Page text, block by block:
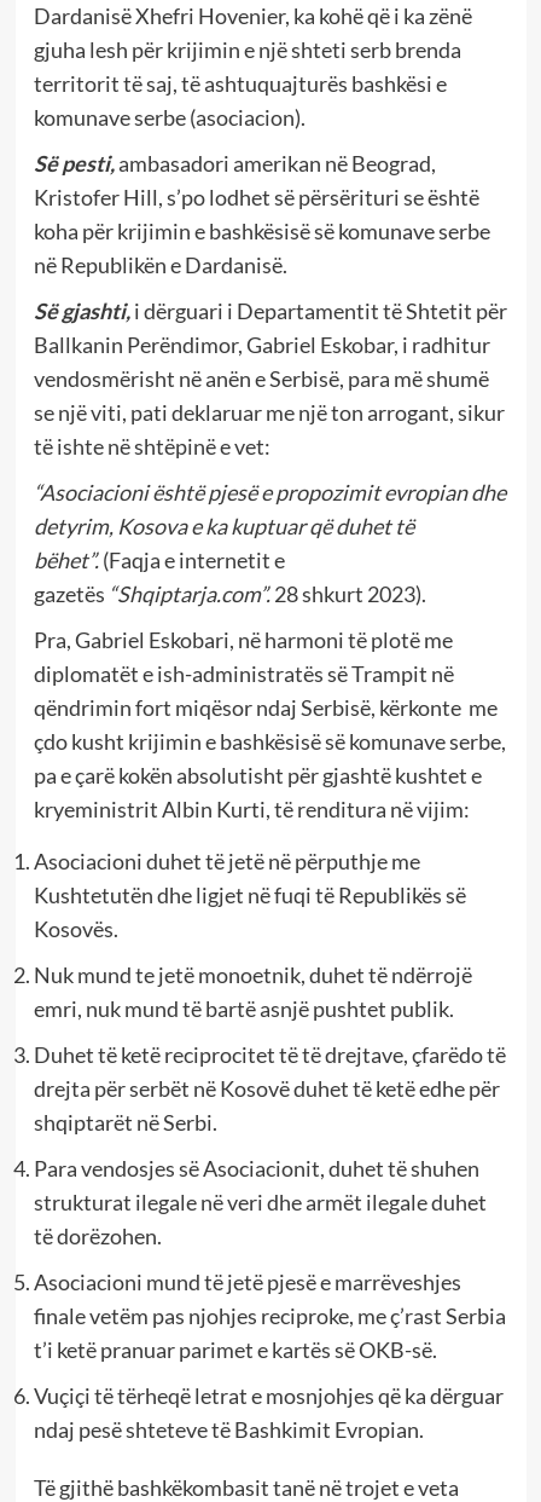
Dardanisë Xhefri Hovenier, ka kohë që i ka zënë
gjuha lesh për krijimin e një shteti serb brenda
territorit të saj, të ashtuquajturës bashkësi e
komunave serbe (asociacion).
Së pesti,ambasadori amerikan në Beograd,
Kristofer Hill, s’po lodhet së përsërituri se është
koha për krijimin e bashkësisë së komunave serbe
në Republikën e Dardanisë.
Së gjashti,i dërguari i Departamentit të Shtetit për
Ballkanin Perëndimor, Gabriel Eskobar, i radhitur
vendosmërisht në anën e Serbisë, para më shumë
se një viti, pati deklaruar me një ton arrogant, sikur
të ishte në shtëpinë e vet:
“Asociacioni është pjesë e propozimit evropian dhe
detyrim, Kosova e ka kuptuar që duhet të
bëhet”.(Faqja e internetit e
gazetës “Shqiptarja.com”.28 shkurt 2023).
Pra, Gabriel Eskobari, në harmoni të plotë me
diplomatët e ish-administratës së Trampit në
qëndrimin fort miqësor ndaj Serbisë, kërkonte me
çdo kusht krijimin e bashkësisë së komunave serbe,
pa e çarë kokën absolutisht për gjashtë kushtet e
kryeministrit Albin Kurti, të renditura në vijim:
Asociacioni duhet të jetë në përputhje me
Kushtetutën dhe ligjet në fuqi të Republikës së
Kosovës.
Nuk mund te jetë monoetnik, duhet të ndërrojë
emri, nuk mund të bartë asnjë pushtet publik.
Duhet të ketë reciprocitet të të drejtave, çfarëdo të
drejta për serbët në Kosovë duhet të ketë edhe për
shqiptarët në Serbi.
Para vendosjes së Asociacionit, duhet të shuhen
strukturat ilegale në veri dhe armët ilegale duhet
të dorëzohen.
Asociacioni mund të jetë pjesë e marrëveshjes
finale vetëm pas njohjes reciproke, me ç’rast Serbia
t’i ketë pranuar parimet e kartës së OKB-së.
Vuçiçi të tërheqë letrat e mosnjohjes që ka dërguar
ndaj pesë shteteve të Bashkimit Evropian.
Të gjithë bashkëkombasit tanë në trojet e veta